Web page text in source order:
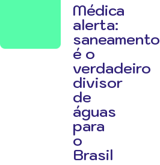
Médica
alerta:
saneamento
é o
verdadeiro
divisor
de
águas
para
o
Brasil